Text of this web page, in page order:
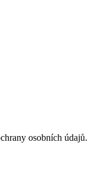
osobních údajů.